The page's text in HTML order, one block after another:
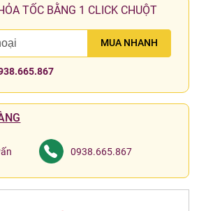
TỐC BẰNG 1 CLICK CHUỘT
MUA NHANH
0938.665.867